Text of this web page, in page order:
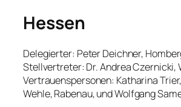
Hessen
Delegierter: Peter Deichner,
Stellvertreter: Dr. Andrea Czernicki,
Vertrauenspersonen: Katharina
Wehle, Rabenau, und Wolfgang